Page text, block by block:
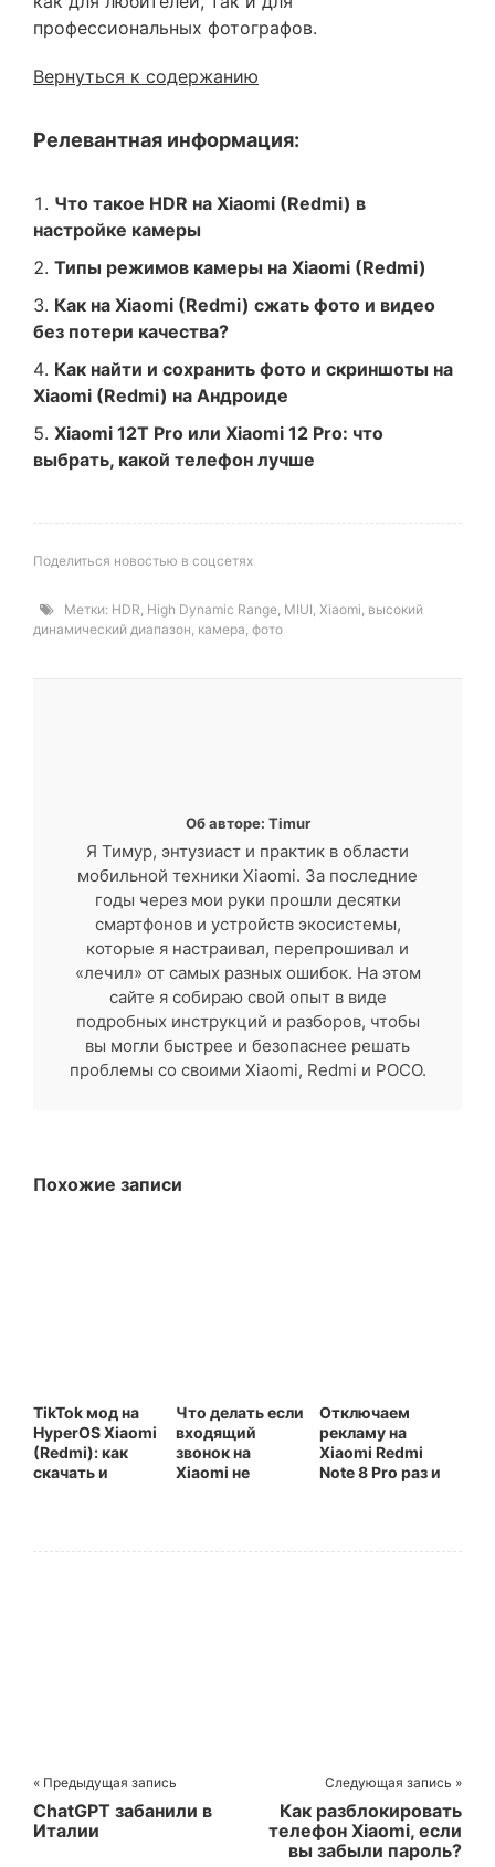
профессиональных фотографов.
Вернуться к содержанию
Релевантная информация:
Что такое HDR на Xiaomi (Redmi) в
настройке камеры
Типы режимов камеры на Xiaomi (Redmi)
Как на Xiaomi (Redmi) сжать фото и видео
без потери качества?
Как найти и сохранить фото и скриншоты на
Xiaomi (Redmi) на Андроиде
Xiaomi 12T Pro или Xiaomi 12 Pro: что
выбрать, какой телефон лучше
Поделиться новостью в соцсетях
Метки: HDR High Dynamic Range MIUI Xiaomi высокий
динамический диапазон камера фото
Об авторе: Timur
Я Тимур, энтузиаст и практик в области
мобильной техники Xiaomi. За последние
годы через мои руки прошли десятки
смартфонов и устройств экосистемы,
которые я настраивал, перепрошивал и
«лечил» от самых разных ошибок. На этом
сайте я собираю свой опыт в виде
подробных инструкций и разборов, чтобы
вы могли быстрее и безопаснее решать
проблемы со своими Xiaomi, Redmi и POCO.
Похожие записи
TikTok мод на
HyperOS Xiaomi
(Redmi): как
скачать и
Что делать если
входящий
звонок на
Xiaomi не
Отключаем
рекламу на
Xiaomi Redmi
Note 8 Pro раз и
« Предыдущая запись
ChatGPT забанили в
Италии
Следующая запись »
Как разблокировать
телефон Xiaomi, если
вы забыли пароль?